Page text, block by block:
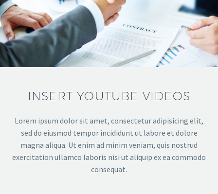
INSERT YOUTUBE VIDEOS
Lorem ipsum dolor sit amet, consectetur adipisicing elit,
sed do eiusmod tempor incididunt ut labore et dolore
magna aliqua. Ut enim ad minim veniam, quis nostrud
exercitation ullamco laboris nisi ut aliquip ex ea commodo
consequat.